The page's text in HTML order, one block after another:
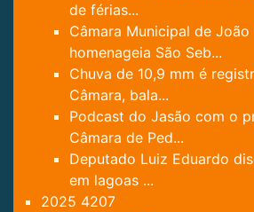
de férias...
Câmara Municipal de João
homenageia São Seb...
Chuva de 10,9 mm é
Câmara, bala...
Podcast do Jasão com o
Câmara de Ped...
Deputado Luiz Eduardo
em lagoas ...
2025 4207